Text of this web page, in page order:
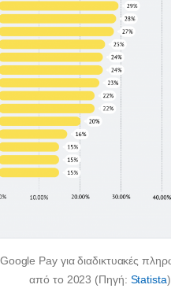
Pay για διαδικτυακές
από το 2023 (Πηγή: Statista)